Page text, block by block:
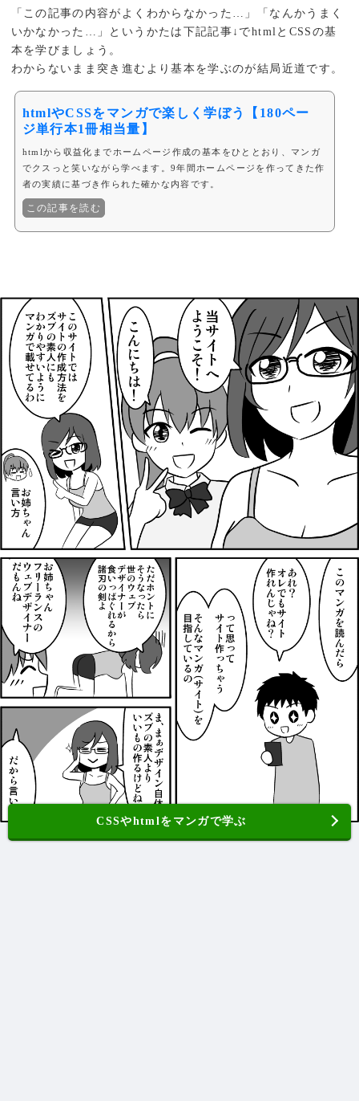
「この記事の内容がよくわからなかった…」「なんかうまく
いかなかった…」というかたは下記記事↓でhtmlとCSSの基
本を学びましょう。
わからないまま突き進むより基本を学ぶのが結局近道です。
htmlやCSSをマンガで楽しく学ぼう【180ペー
ジ単行本1冊相当量】
htmlから収益化までホームページ作成の基本をひととおり、マンガ
でクスっと笑いながら学べます。9年間ホームページを作ってきた作
者の実績に基づき作られた確かな内容です。
この記事を読む
CSSやhtmlをマンガで学ぶ